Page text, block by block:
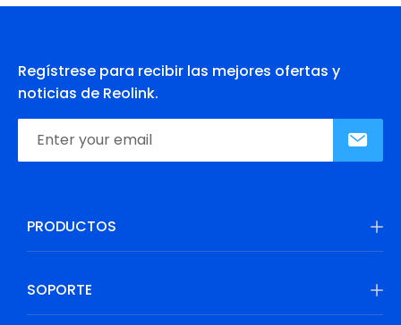
Regístrese para recibir las mejores ofertas y
noticias de Reolink.
PRODUCTOS
SOPORTE